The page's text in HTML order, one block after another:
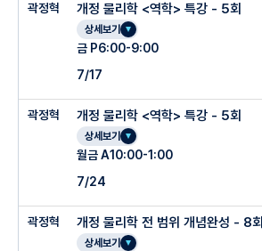
곽정혁 개정 물리학 <역학> 특강 - 5회
상세보기
금 P6:00-9:00
7/17
곽정혁 개정 물리학 <역학> 특강 - 5회
상세보기
월금 A10:00-1:00
7/24
곽정혁 개정 물리학 전 범위 개념완성 - 8회
상세보기